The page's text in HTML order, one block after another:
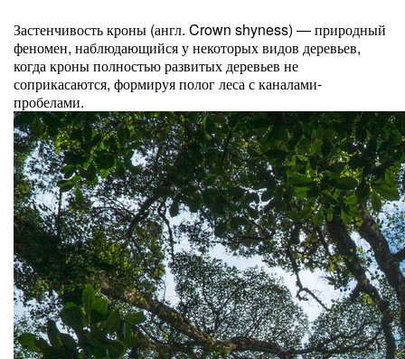
Застенчивость кроны (англ. Crown shyness) — природный
феномен, наблюдающийся у некоторых видов деревьев,
когда кроны полностью развитых деревьев не
соприкасаются, формируя полог леса с каналами-
пробелами.